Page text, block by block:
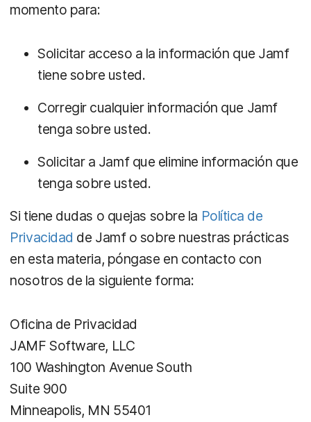
momento para:
Solicitar acceso a la información que Jamf
tiene sobre usted.
Corregir cualquier información que Jamf
tenga sobre usted.
Solicitar a Jamf que elimine información que
tenga sobre usted.
Si tiene dudas o quejas sobre la Política de
Privacidad de Jamf o sobre nuestras prácticas
en esta materia, póngase en contacto con
nosotros de la siguiente forma:
Oficina de Privacidad
JAMF Software, LLC
100 Washington Avenue South
Suite 900
Minneapolis, MN 55401